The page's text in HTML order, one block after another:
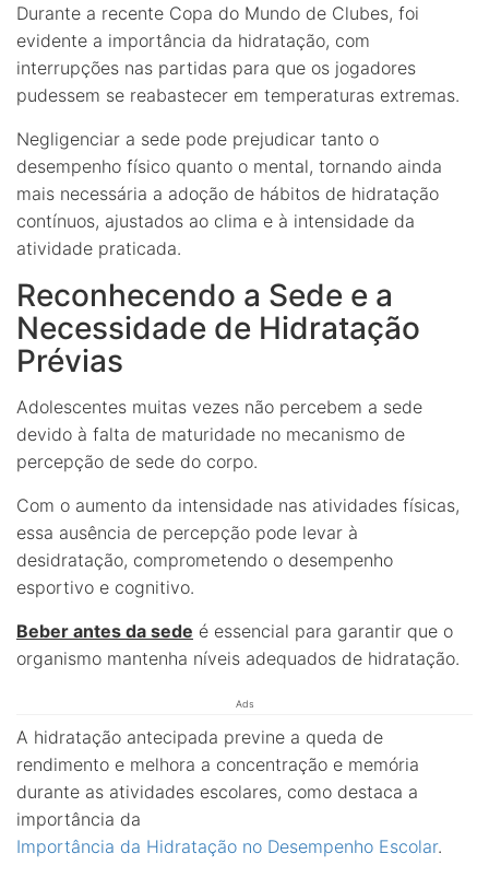
Durante a recente Copa do Mundo de Clubes, foi
evidente a importância da hidratação, com
interrupções nas partidas para que os jogadores
pudessem se reabastecer em temperaturas extremas.
Negligenciar a sede pode prejudicar tanto o
desempenho físico quanto o mental, tornando ainda
mais necessária a adoção de hábitos de hidratação
contínuos, ajustados ao clima e à intensidade da
atividade praticada.
Reconhecendo a Sede e a
Necessidade de Hidratação
Prévias
Adolescentes muitas vezes não percebem a sede
devido à falta de maturidade no mecanismo de
percepção de sede do corpo.
Com o aumento da intensidade nas atividades físicas,
essa ausência de percepção pode levar à
desidratação, comprometendo o desempenho
esportivo e cognitivo.
Beber antes da sede é essencial para garantir que o
organismo mantenha níveis adequados de hidratação.
Ads
A hidratação antecipada previne a queda de
rendimento e melhora a concentração e memória
durante as atividades escolares, como destaca a
importância da
Importância da Hidratação no Desempenho Escolar.